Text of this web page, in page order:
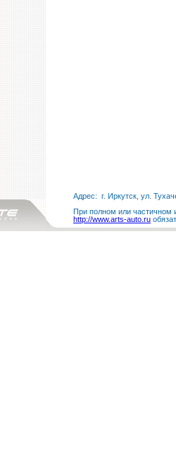
Адрес: г. Иркутск, ул.
При полном или частичном
http://www.arts-auto.ru